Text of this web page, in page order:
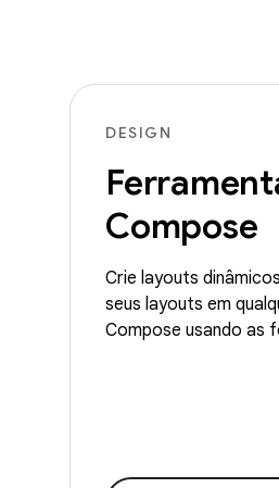
DESIGN
Compose
Crie layouts
seus layouts em
Compose usando as